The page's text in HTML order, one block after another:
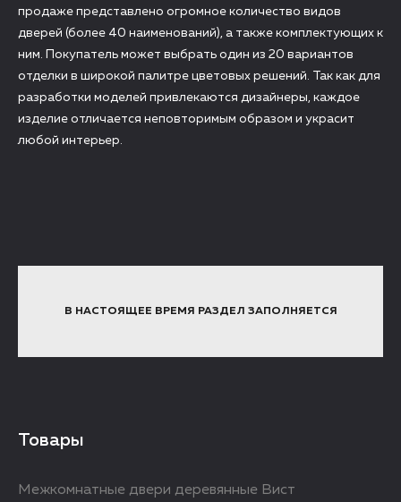
продаже представлено огромное количество видов
дверей (более 40 наименований), а также комплектующих к
ним. Покупатель может выбрать один из 20 вариантов
отделки в широкой палитре цветовых решений. Так как для
разработки моделей привлекаются дизайнеры, каждое
изделие отличается неповторимым образом и украсит
любой интерьер.
В НАСТОЯЩЕЕ ВРЕМЯ РАЗДЕЛ ЗАПОЛНЯЕТСЯ
Товары
Межкомнатные двери деревянные Вист